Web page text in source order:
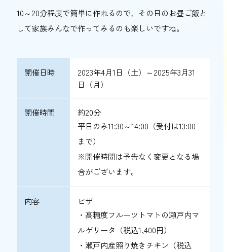
10～20分程度で簡単に作れるので、その日のお昼ご飯と
して家族みんなで作ってみるのも楽しいですね。
開催日時
2023年4月1日（土）～2025年3月31
日（月）
開催時間
約20分
平日のみ11:30～14:00（受付は13:00
まで）
※開催時間は予告なく変更となる場
合がございます。
内容
ピザ
・高糖度フルーツトマトの瀬戸内マ
ルゲリータ（税込1,400円）
・瀬戸内産照り焼きチキン（税込